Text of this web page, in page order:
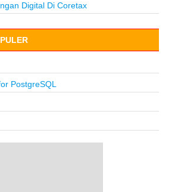
Digital Di Coretax
PostgreSQL